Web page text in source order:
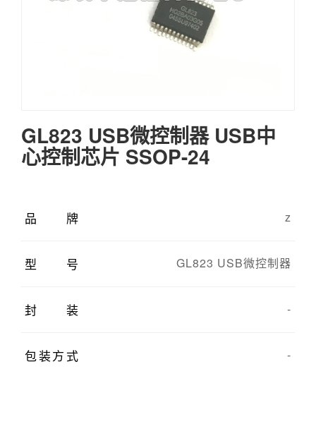
GL823 USB微控制器 USB中
心控制芯片 SSOP-24
品牌 z
型号 GL823 USB微控制器
封装 -
包装方式 -